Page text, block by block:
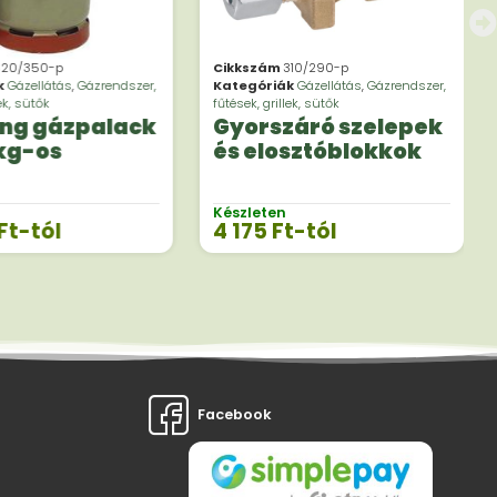
350-p
Gázellátás,Gázrendszer,
sütők
gázpalack
os
-tól
Cikkszám 310/290-p
KategóriákGázellátás,Gázrendszer,
fűtések, grillek, sütők
Gyorszáró szelepek
és elosztóblokkok
Készleten
4 175 Ft-tól
Facebook